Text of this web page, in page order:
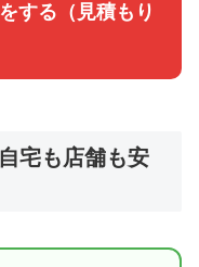
する（見積もり
宅も店舗も安